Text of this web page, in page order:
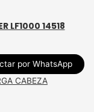
LF1000 14518
por WhatsApp